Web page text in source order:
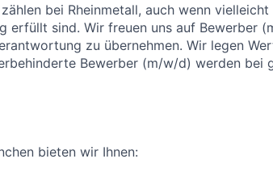
bei Rheinmetall, auch wenn
erfüllt sind. Wir freuen uns auf Bewerber
zu übernehmen. Wir legen
Bewerber (m/w/d) werden bei
bieten wir Ihnen: